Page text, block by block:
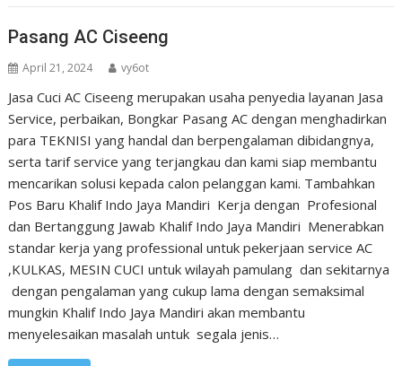
Pasang AC Ciseeng
April 21, 2024 vy6ot
Jasa Cuci AC Ciseeng merupakan usaha penyedia layanan Jasa
Service, perbaikan, Bongkar Pasang AC dengan menghadirkan
para TEKNISI yang handal dan berpengalaman dibidangnya,
serta tarif service yang terjangkau dan kami siap membantu
mencarikan solusi kepada calon pelanggan kami. Tambahkan
Pos Baru Khalif Indo Jaya Mandiri Kerja dengan Profesional
dan Bertanggung Jawab Khalif Indo Jaya Mandiri Menerabkan
standar kerja yang professional untuk pekerjaan service AC
,KULKAS, MESIN CUCI untuk wilayah pamulang dan sekitarnya
dengan pengalaman yang cukup lama dengan semaksimal
mungkin Khalif Indo Jaya Mandiri akan membantu
menyelesaikan masalah untuk segala jenis…